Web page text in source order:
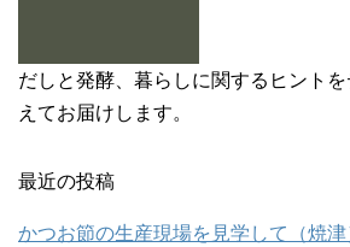
だしと発酵、暮らしに関するヒント
えてお届けします。
最近の投稿
かつお節の生産現場を見学して（焼津